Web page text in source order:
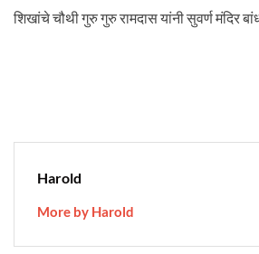
शिखांचे चौथी गुरु गुरु रामदास यांनी सुवर्ण मंदिर
Harold
More by Harold